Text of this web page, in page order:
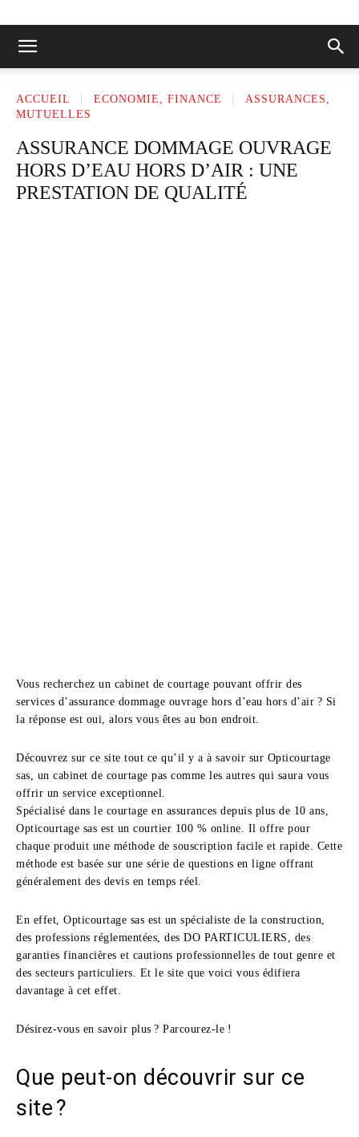
ACCUEIL ECONOMIE, FINANCE
ASSURANCES,
MUTUELLES
ASSURANCE DOMMAGE OUVRAGE
HORS D’EAU HORS D’AIR : UNE
PRESTATION DE QUALITÉ
Vous recherchez un cabinet de courtage pouvant offrir des
services d’assurance dommage ouvrage hors d’eau hors d’air ? Si
la réponse est oui, alors vous êtes au bon endroit.
Découvrez sur ce site tout ce qu’il y a à savoir sur Opticourtage
sas, un cabinet de courtage pas comme les autres qui saura vous
offrir un service exceptionnel.
Spécialisé dans le courtage en assurances depuis plus de 10 ans,
Opticourtage sas est un courtier 100 % online. Il offre pour
chaque produit une méthode de souscription facile et rapide. Cette
méthode est basée sur une série de questions en ligne offrant
généralement des devis en temps réel.
En effet, Opticourtage sas est un spécialiste de la construction,
des professions réglementées, des DO PARTICULIERS, des
garanties financières et cautions professionnelles de tout genre et
des secteurs particuliers. Et le site que voici vous édifiera
davantage à cet effet.
Désirez-vous en savoir plus ? Parcourez-le !
Que peut-on découvrir sur ce
site ?